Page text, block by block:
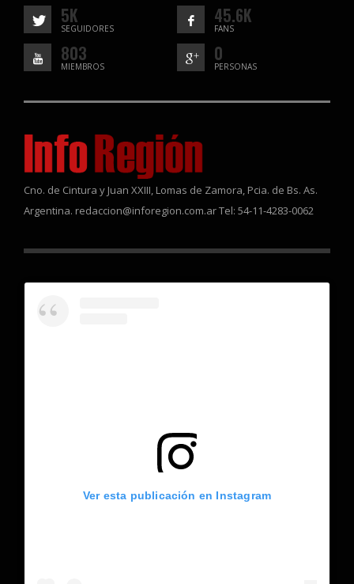
5K
SEGUIDORES
45.6K
FANS
803
MIEMBROS
0
PERSONAS
Cno. de Cintura y Juan XXIII, Lomas de Zamora, Pcia. de Bs. As.
Argentina. redaccion@inforegion.com.ar Tel: 54-11-4283-0062
Ver esta publicación en Instagram